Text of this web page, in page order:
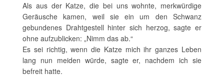
Als aus der Katze, die bei uns wohnte, merkwürdige
Geräusche kamen, weil sie ein um den Schwanz
gebundenes Drahtgestell hinter sich herzog, sagte er
ohne aufzublicken: „Nimm das ab.“
Es sei richtig, wenn die Katze mich ihr ganzes Leben
lang nun meiden würde, sagte er, nachdem ich sie
befreit hatte.